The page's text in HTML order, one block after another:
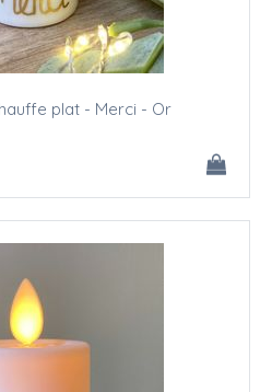
plat - Merci - Or